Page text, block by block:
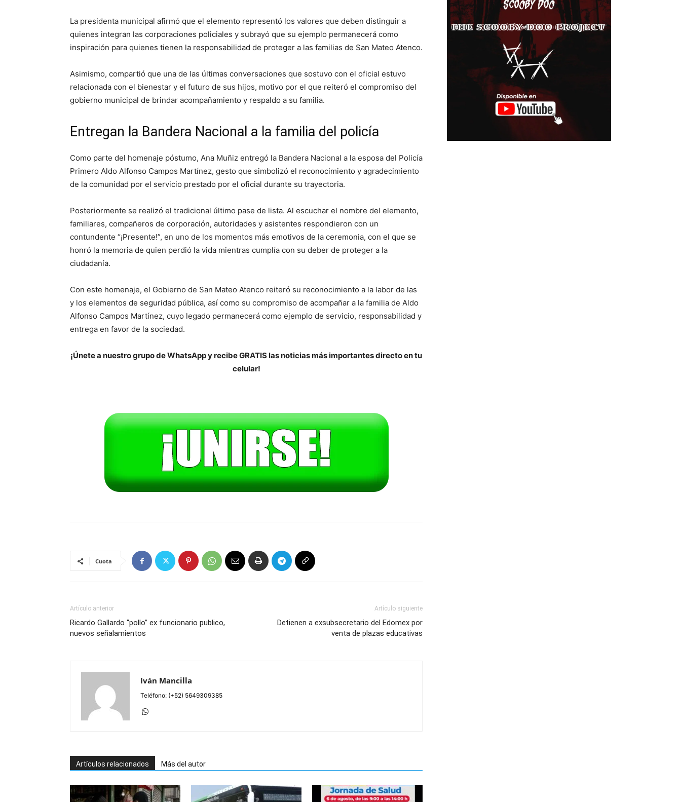
La presidenta municipal afirmó que el elemento representó los valores que deben distinguir a
quienes integran las corporaciones policiales y subrayó que su ejemplo permanecerá como
inspiración para quienes tienen la responsabilidad de proteger a las familias de San Mateo Atenco.
Asimismo, compartió que una de las últimas conversaciones que sostuvo con el oficial estuvo
relacionada con el bienestar y el futuro de sus hijos, motivo por el que reiteró el compromiso del
gobierno municipal de brindar acompañamiento y respaldo a su familia.
Entregan la Bandera Nacional a la familia del policía
Como parte del homenaje póstumo, Ana Muñiz entregó la Bandera Nacional a la esposa del Policía
Primero Aldo Alfonso Campos Martínez, gesto que simbolizó el reconocimiento y agradecimiento
de la comunidad por el servicio prestado por el oficial durante su trayectoria.
Posteriormente se realizó el tradicional último pase de lista. Al escuchar el nombre del elemento,
familiares, compañeros de corporación, autoridades y asistentes respondieron con un
contundente “¡Presente!”, en uno de los momentos más emotivos de la ceremonia, con el que se
honró la memoria de quien perdió la vida mientras cumplía con su deber de proteger a la
ciudadanía.
Con este homenaje, el Gobierno de San Mateo Atenco reiteró su reconocimiento a la labor de las
y los elementos de seguridad pública, así como su compromiso de acompañar a la familia de Aldo
Alfonso Campos Martínez, cuyo legado permanecerá como ejemplo de servicio, responsabilidad y
entrega en favor de la sociedad.
¡Únete a nuestro grupo de WhatsApp y recibe GRATIS las noticias más importantes directo en tu
celular!
Cuota
Artículo anterior
Ricardo Gallardo “pollo” ex funcionario publico,
nuevos señalamientos
Artículo siguiente
Detienen a exsubsecretario del Edomex por
venta de plazas educativas
Iván Mancilla
Teléfono: (+52) 5649309385
Artículos relacionados Más del autor